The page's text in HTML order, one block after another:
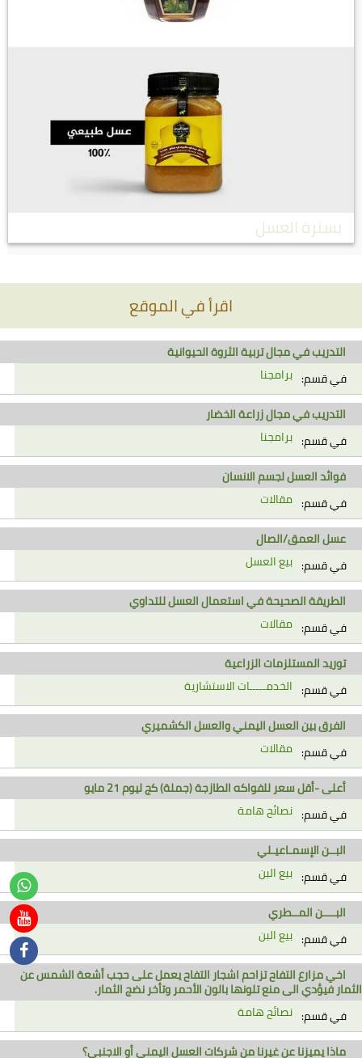
بسترة العسل
اقرأ في الموقع
التدريب في مجال تربية الثروة الحيوانية
في قسم: برامجنا
التدريب في مجال زراعة الخضار
في قسم: برامجنا
فوائد العسل لجسم الانسان
في قسم: مقالات
عسل العمق/الصال
في قسم: بيع العسل
الطريقة الصحيحة في استعمال العسل للتداوي
في قسم: مقالات
توريد المستلزمات الزراعية
في قسم: الخدمـــــات الاستشارية
الفرق بين العسل اليمني والعسل الكشميري
في قسم: مقالات
أعلى -أقل سعر للفواكه الطازجة (جملة) كج ليوم 21 مايو
في قسم: نصائح هامة
البــن الإسمـاعيـلي
في قسم: بيع البن
البــــن المــطري
في قسم: بيع البن
اخي مزارع التفاح تزاحم اشجار التفاح يعمل على حجب أشعة الشمس عن
الثمار فيؤدي الى منع تلونها بالون الأحمر وتأخر نضج الثمار.
في قسم: نصائح هامة
ماذا يميزنا عن غيرنا من شركات العسل اليمني أو الاجنبي؟